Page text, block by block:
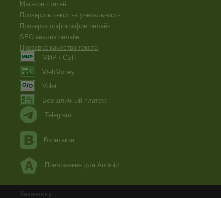
Магазин статей
Проверить текст на уникальность
Проверка орфографии онлайн
SEO анализ онлайн
Проверка качества текста
МИР / СБП
WebMoney
Volet
Безналичный платеж
Telegram
Вконтакте
Приложение для Android
Заказчику